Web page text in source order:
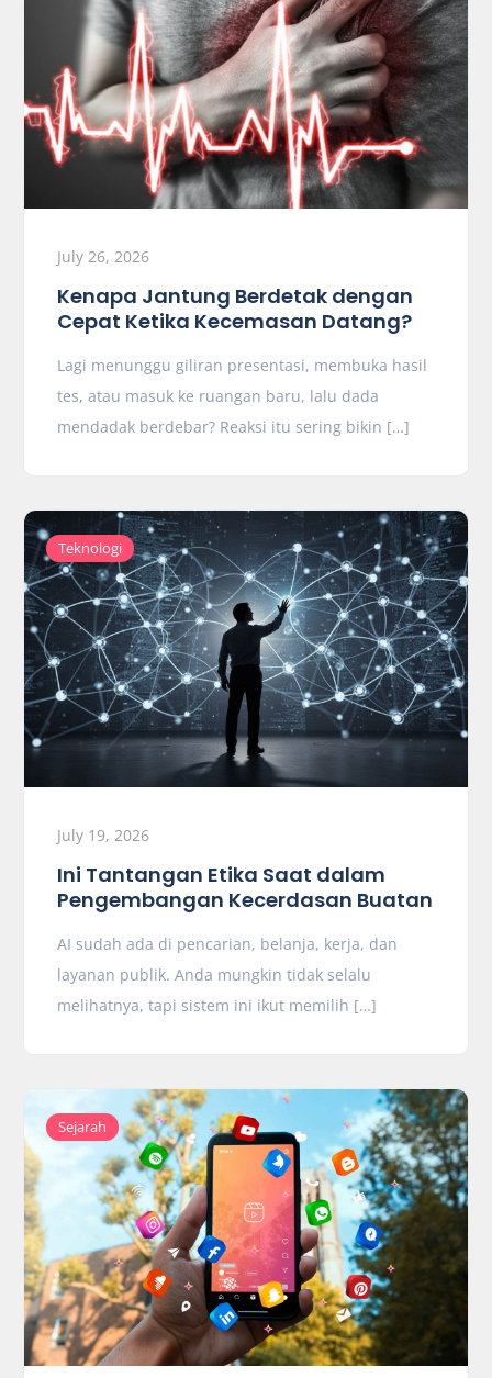
July 26, 2026
Kenapa Jantung Berdetak dengan
Cepat Ketika Kecemasan Datang?
Lagi menunggu giliran presentasi, membuka hasil
tes, atau masuk ke ruangan baru, lalu dada
mendadak berdebar? Reaksi itu sering bikin […]
Teknologi
July 19, 2026
Ini Tantangan Etika Saat dalam
Pengembangan Kecerdasan Buatan
AI sudah ada di pencarian, belanja, kerja, dan
layanan publik. Anda mungkin tidak selalu
melihatnya, tapi sistem ini ikut memilih […]
Sejarah